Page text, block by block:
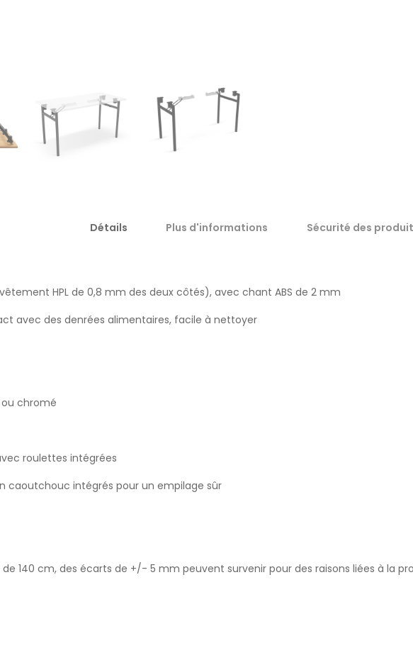
Détails
HPL de 0,8 mm des deux côtés), avec chant ABS de 2 mm
avec des denrées alimentaires, facile à nettoyer
chromé
roulettes intégrées
caoutchouc intégrés pour un empilage sûr
140 cm, des écarts de +/- 5 mm peuvent survenir pour des raisons liées à la
Plus d'informations Sécurité des